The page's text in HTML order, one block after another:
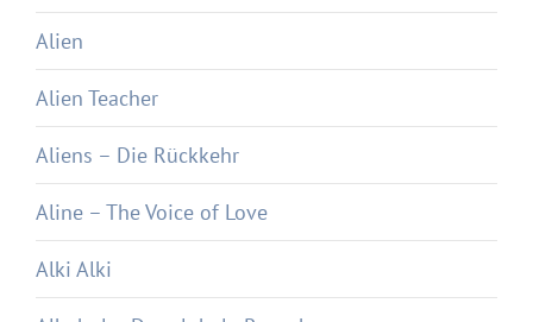
Alien
Alien Teacher
Aliens – Die Rückkehr
Aline – The Voice of Love
Alki Alki